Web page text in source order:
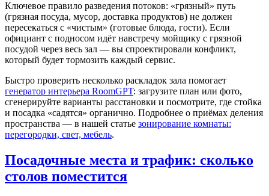
Ключевое правило разведения потоков: «грязный» путь
(грязная посуда, мусор, доставка продуктов) не должен
пересекаться с «чистым» (готовые блюда, гости). Если
официант с подносом идёт навстречу мойщику с грязной
посудой через весь зал — вы спроектировали конфликт,
который будет тормозить каждый сервис.
Быстро проверить несколько раскладок зала помогает
генератор интерьера RoomGPT: загрузите план или фото,
сгенерируйте варианты расстановки и посмотрите, где стойка
и посадка «садятся» органично. Подробнее о приёмах деления
пространства — в нашей статье зонирование комнаты:
перегородки, свет, мебель.
Посадочные места и трафик: сколько
столов поместится